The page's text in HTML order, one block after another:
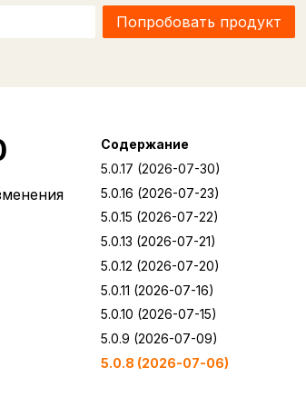
Попробовать продукт
Содержание
5.0.17 (2026-07-30)
5.0.16 (2026-07-23)
5.0.15 (2026-07-22)
5.0.13 (2026-07-21)
5.0.12 (2026-07-20)
5.0.11 (2026-07-16)
5.0.10 (2026-07-15)
5.0.9 (2026-07-09)
5.0.8 (2026-07-06)